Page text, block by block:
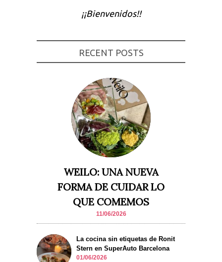
¡¡Bienvenidos!!
RECENT POSTS
WEILO: UNA NUEVA
FORMA DE CUIDAR LO
QUE COMEMOS
11/06/2026
La cocina sin etiquetas de Ronit
Stern en SuperAuto Barcelona
01/06/2026
mejor posible
rechaza estas